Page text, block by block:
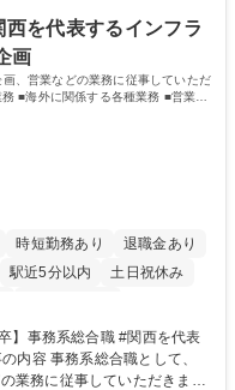
を代表するインフラ
画
、営業などの業務に従事していただ
■海外に関係する各種業務 ■営業部
時短勤務あり
退職金あり
駅近5分以内
土日祝休み
業務に従事していただきま